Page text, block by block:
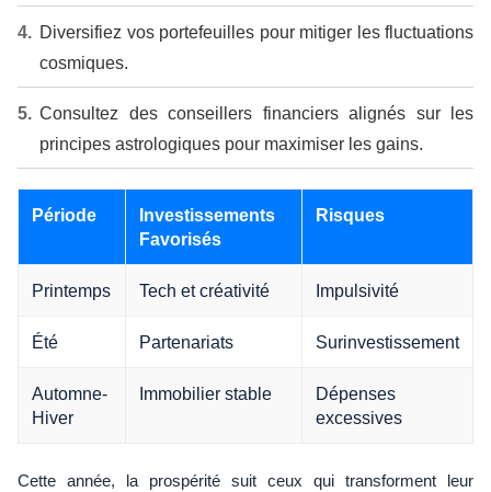
Diversifiez vos portefeuilles pour mitiger les fluctuations
cosmiques.
Consultez des conseillers financiers alignés sur les
principes astrologiques pour maximiser les gains.
Période
Investissements
Favorisés
Risques
Printemps Tech et créativité Impulsivité
Été Partenariats Surinvestissement
Automne-
Hiver
Immobilier stable
Dépenses
excessives
Cette année, la prospérité suit ceux qui transforment leur